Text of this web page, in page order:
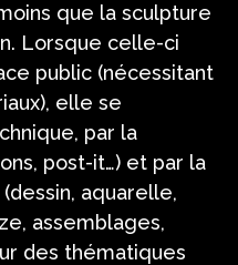
que la sculpture
Lorsque celle-ci
public (nécessitant
elle se
par la
post-it…) et par la
aquarelle,
assemblages,
des thématiques